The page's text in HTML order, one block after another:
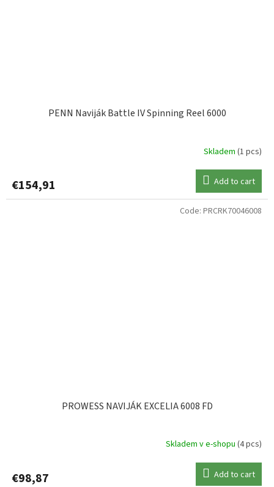
PENN Naviják Battle IV Spinning Reel 6000
Skladem (1 pcs)
€154,91 Add to cart
PROWESS NAVIJÁK EXCELIA 6008 FD
Skladem v e-shopu (4 pcs)
€98,87 Add to cart
Code: PRCRK70046008